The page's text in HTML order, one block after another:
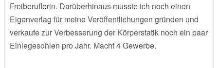
Freiberuflerin. Darüberhinaus musste ich noch einen
Eigenverlag für meine Veröffentlichungen gründen und
verkaufe zur Verbesserung der Körperstatik noch ein paar
Einlegesohlen pro Jahr. Macht 4 Gewerbe.